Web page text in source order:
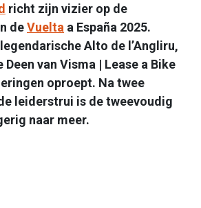
richt zijn vizier op de
deVuelta a España 2025.
Alto de l’Angliru,
van Visma | Lease a Bike
oproept. Na twee
leiderstrui is de tweevoudig
naar meer.